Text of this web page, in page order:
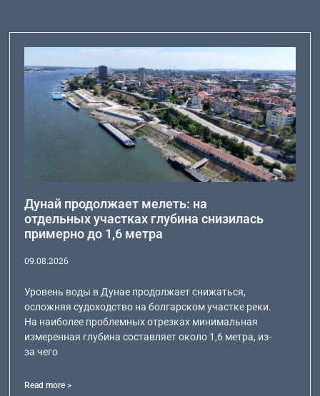
Дунай продолжает мелеть: на
отдельных участках глубина снизилась
примерно до 1,6 метра
09.08.2026
Уровень воды в Дунае продолжает снижаться,
осложняя судоходство на болгарском участке реки.
На наиболее проблемных отрезках минимальная
измеренная глубина составляет около 1,6 метра, из-
за чего
Read more >